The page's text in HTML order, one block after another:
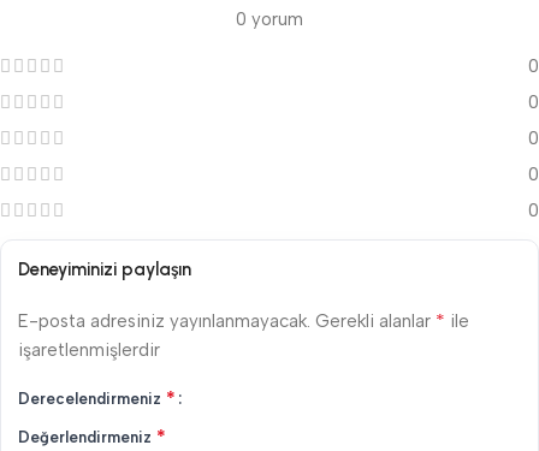
0 yorum
0
0
0
0
0
Deneyiminizi paylaşın
E-posta adresiniz yayınlanmayacak. Gerekli alanlar * ile
işaretlenmişlerdir
Derecelendirmeniz *
Değerlendirmeniz *